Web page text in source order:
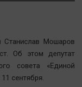
Станислав Мошаров
Об этом депутат
совета «Единой
сентября.